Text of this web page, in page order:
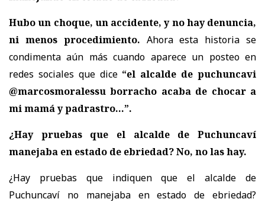
Hubo un choque, un accidente, y no hay denuncia,
ni menos procedimiento. Ahora esta historia se
condimenta aún más cuando aparece un posteo en
redes sociales que dice “el alcalde de puchuncavi
@marcosmoralessu borracho acaba de chocar a
mi mamá y padrastro…”.
¿Hay pruebas que el alcalde de Puchuncaví
manejaba en estado de ebriedad? No, no las hay.
¿Hay pruebas que indiquen que el alcalde de
Puchuncaví no manejaba en estado de ebriedad?